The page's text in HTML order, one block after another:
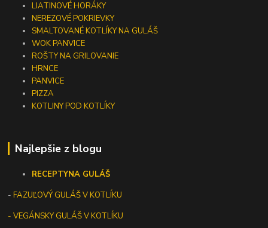
LIATINOVÉ HORÁKY
NEREZOVÉ POKRIEVKY
SMALTOVANÉ KOTLÍKY NA GULÁŠ
WOK PANVICE
ROŠTY NA GRILOVANIE
HRNCE
PANVICE
PIZZA
KOTLINY POD KOTLÍKY
Najlepšie z blogu
RECEPTYNA GULÁŠ
-FAZUĽOVÝ GULÁŠ V KOTLÍKU
- VEGÁNSKY GULÁŠ V KOTLÍKU